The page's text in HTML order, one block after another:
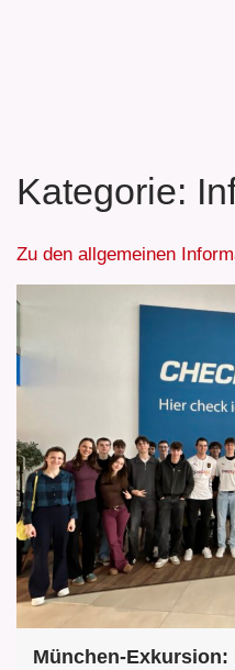
Kategorie:
Zu den allgemeinen
München-